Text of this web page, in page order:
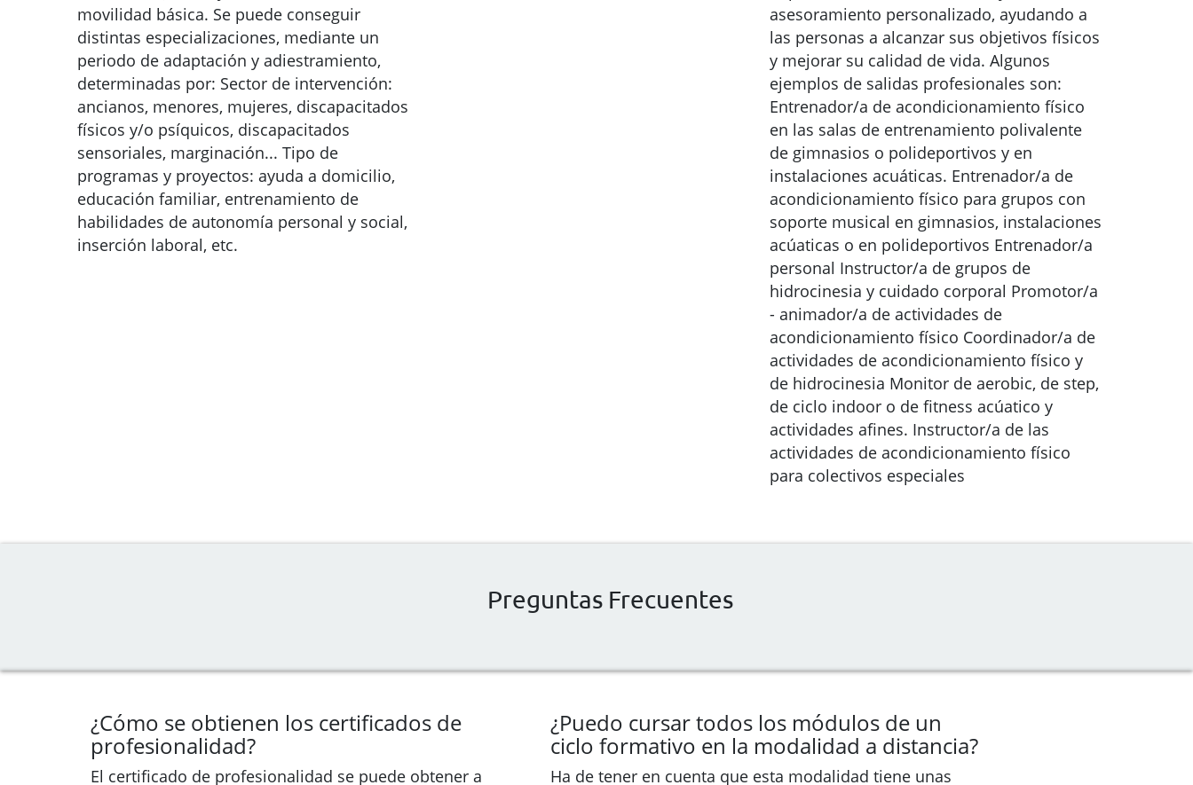
movilidad básica. Se puede conseguir
distintas especializaciones, mediante un
periodo de adaptación y adiestramiento,
determinadas por: Sector de intervención:
ancianos, menores, mujeres, discapacitados
físicos y/o psíquicos, discapacitados
sensoriales, marginación... Tipo de
programas y proyectos: ayuda a domicilio,
educación familiar, entrenamiento de
habilidades de autonomía personal y social,
inserción laboral, etc.
asesoramiento personalizado, ayudando a
las personas a alcanzar sus objetivos físicos
y mejorar su calidad de vida. Algunos
ejemplos de salidas profesionales son:
Entrenador/a de acondicionamiento físico
en las salas de entrenamiento polivalente
de gimnasios o polideportivos y en
instalaciones acuáticas. Entrenador/a de
acondicionamiento físico para grupos con
soporte musical en gimnasios, instalaciones
acúaticas o en polideportivos Entrenador/a
personal Instructor/a de grupos de
hidrocinesia y cuidado corporal Promotor/a
- animador/a de actividades de
acondicionamiento físico Coordinador/a de
actividades de acondicionamiento físico y
de hidrocinesia Monitor de aerobic, de step,
de ciclo indoor o de fitness acúatico y
actividades afines. Instructor/a de las
actividades de acondicionamiento físico
para colectivos especiales
Preguntas Frecuentes
¿Cómo se obtienen los certificados de
profesionalidad?
El certificado de profesionalidad se puede obtener a
¿Puedo cursar todos los módulos de un
ciclo formativo en la modalidad a distancia?
Ha de tener en cuenta que esta modalidad tiene unas